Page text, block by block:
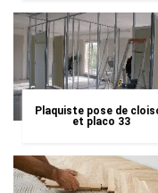
Plaquiste pose de
et placo 33